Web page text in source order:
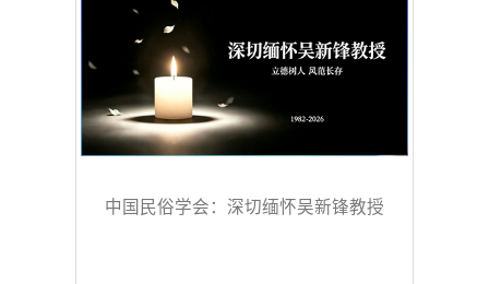
中国民俗学会：深切缅怀吴新锋教授